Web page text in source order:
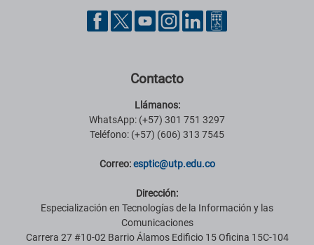
Pie de página con información de contacto, redes sociales y datos
Contacto
Llámanos:
WhatsApp: (+57) 301 751 3297
Teléfono: (+57) (606) 313 7545
Correo:esptic@utp.edu.co
Dirección:
Especialización en Tecnologías de la Información y las
Comunicaciones
Carrera 27 #10-02 Barrio Álamos Edificio 15 Oficina 15C-104